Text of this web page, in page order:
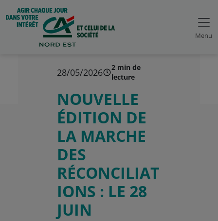
Menu
28/05/2026
2 min de
lecture
NOUVELLE
ÉDITION DE
LA MARCHE
DES
RÉCONCILIAT
IONS : LE 28
JUIN